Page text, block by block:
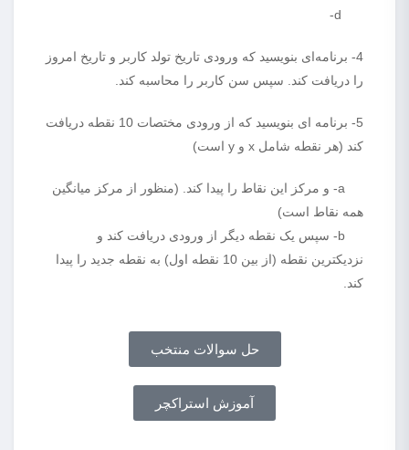
4- برنامه‌ای بنویسید که ورودی تاریخ تولد کاربر و تاریخ امروز
را دریافت کند. سپس سن کاربر را محاسبه کند.
5- برنامه ای بنویسید که از ورودی مختصات 10 نقطه دریافت
کند (هر نقطه شامل x و y است)
a- و مرکز این نقاط را پیدا کند. (منظور از مرکز میانگین
همه نقاط است)
b- سپس یک نقطه دیگر از ورودی دریافت کند و
نزدیکترین نقطه (از بین 10 نقطه اول) به نقطه جدید را پیدا
کند.
حل سوالات منتخب
آموزش استراکچر